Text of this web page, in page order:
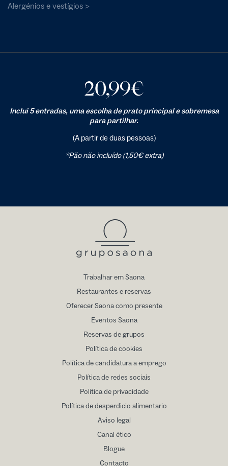
Alergénios e vestígios >
20,99€
Inclui 5 entradas, uma escolha de prato principal e sobremesa
para partilhar.
(A partir de duas pessoas)
*Pão não incluído (1,50€ extra)
Trabalhar em Saona
Restaurantes e reservas
Oferecer Saona como presente
Eventos Saona
Reservas de grupos
Política de cookies
Política de candidatura a emprego
Política de redes sociais
Política de privacidade
Política de desperdicio alimentario
Aviso legal
Canal ético
Blogue
Contacto